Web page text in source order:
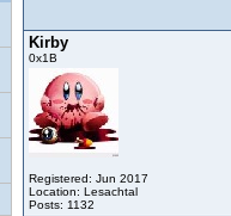
Kirby
0x1B
Registered: Jun 2017
Location: Lesachtal
Posts: 1132